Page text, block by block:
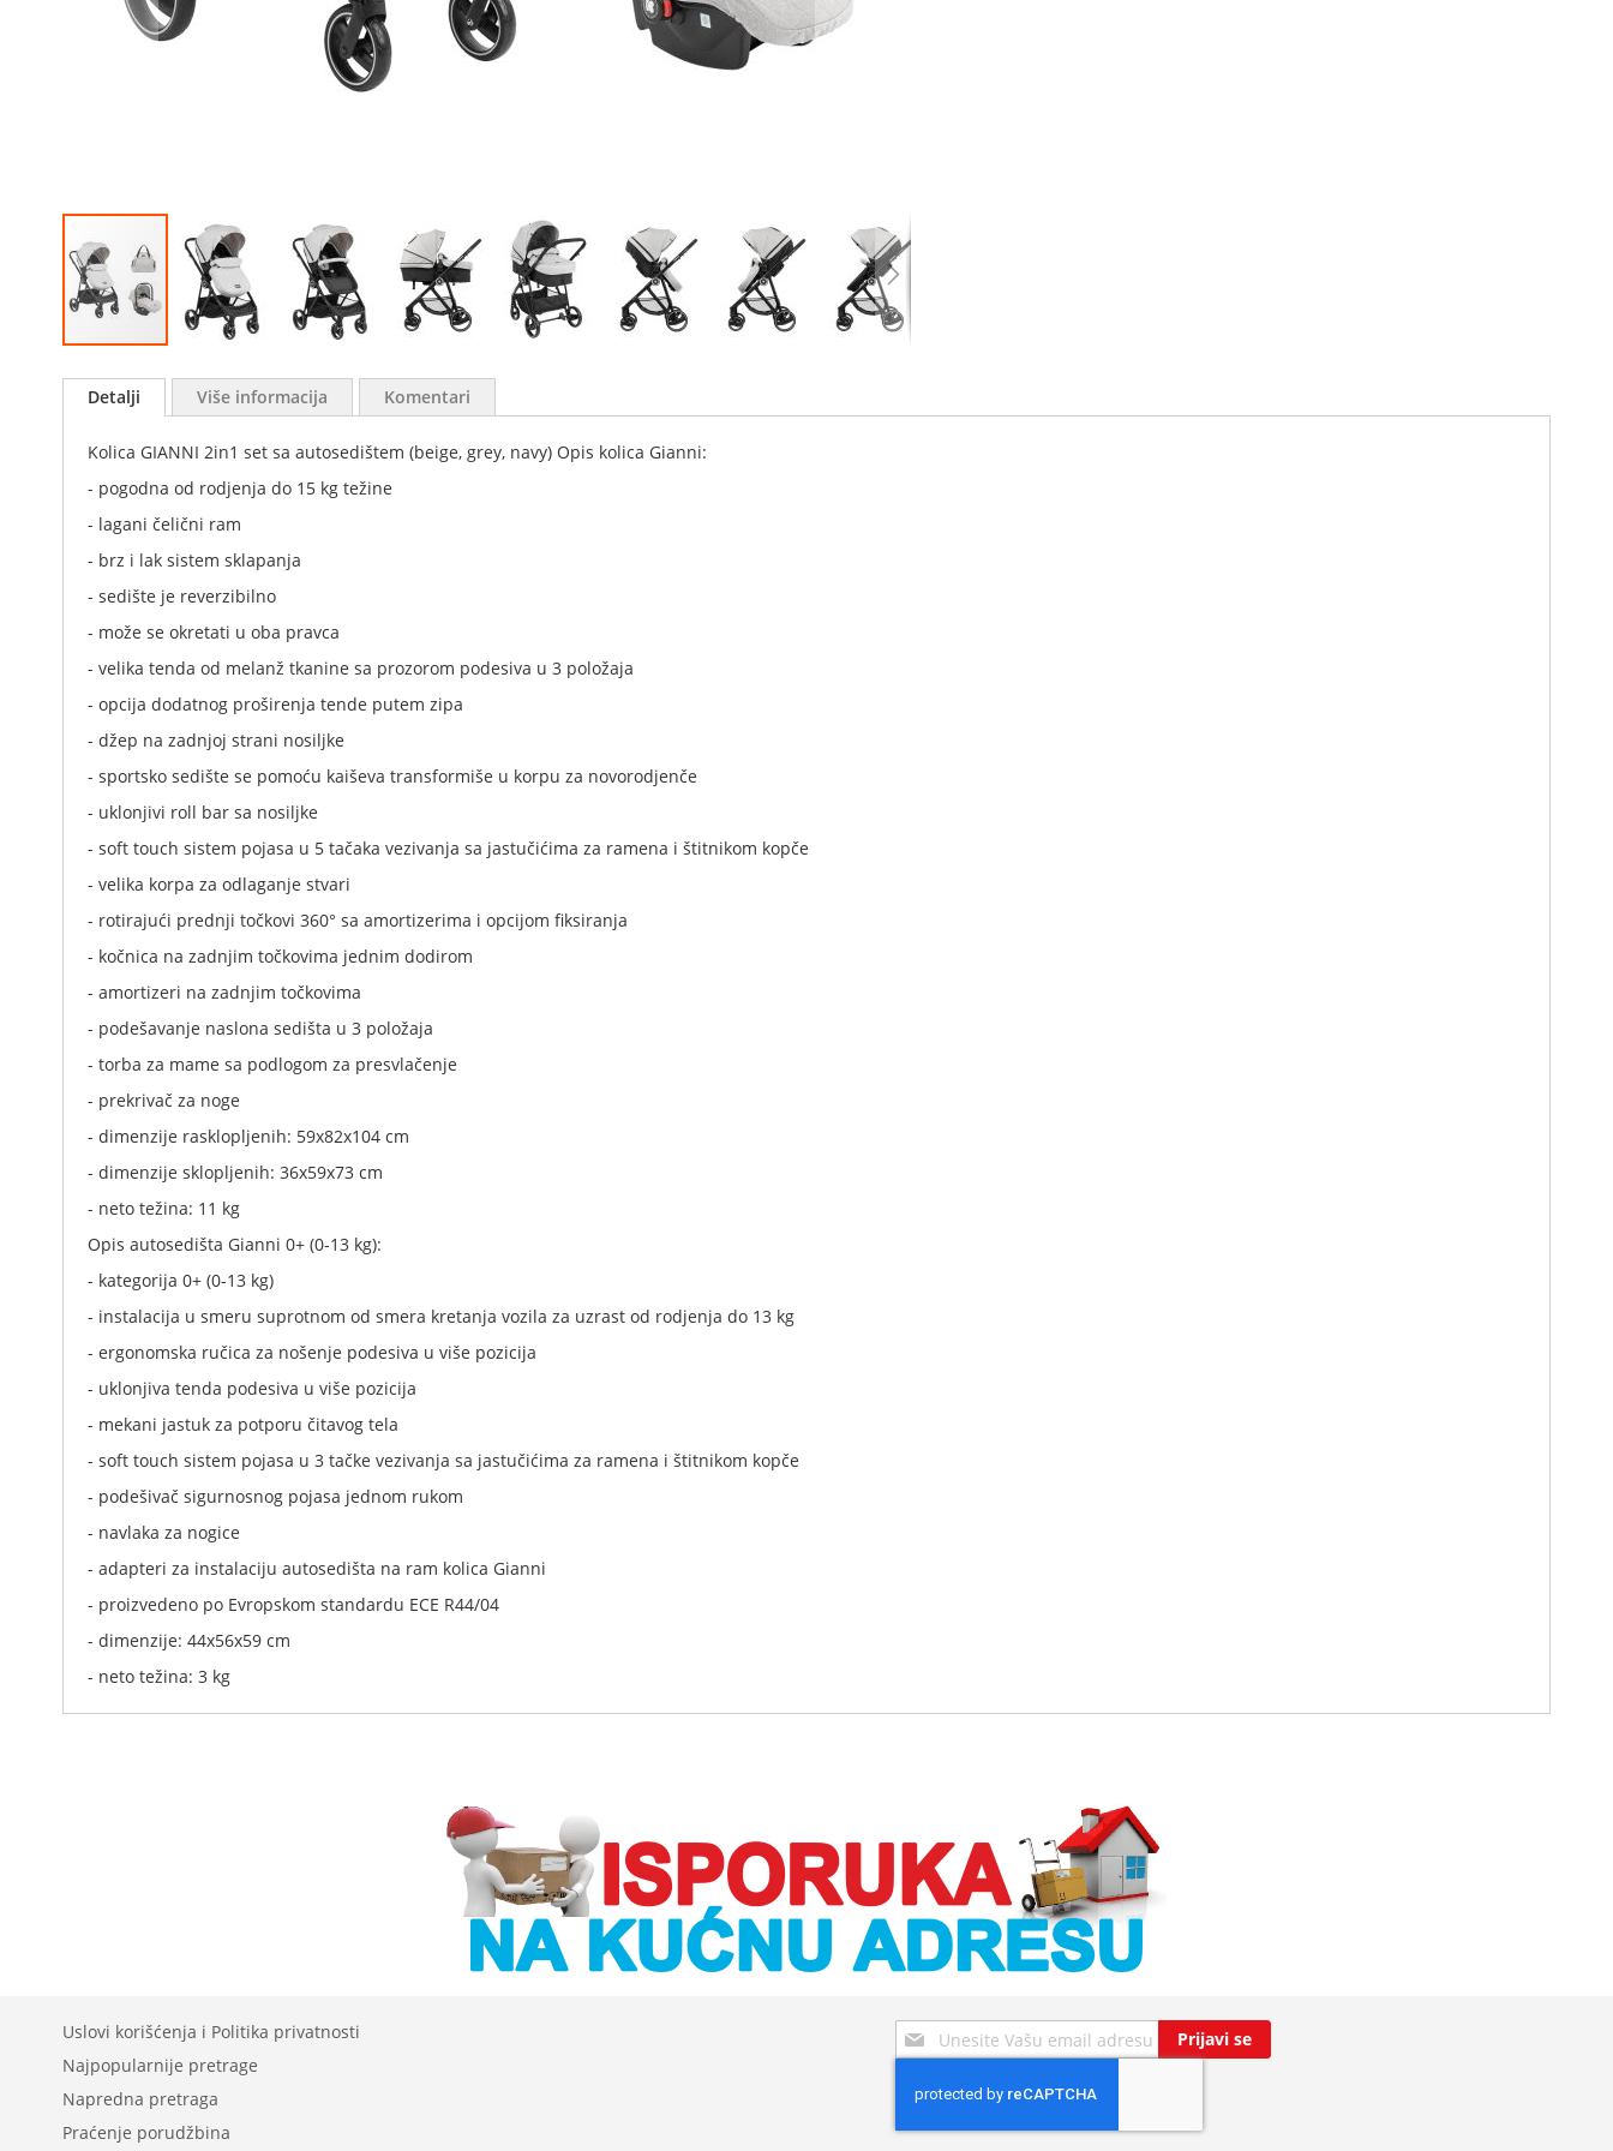
to
images
gallery
Detalji
Kolica GIANNI 2in1 set sa autosedištem (beige, grey, navy) Opis kolica Gianni:
- pogodna od rodjenja do 15 kg težine
- lagani čelični ram
- brz i lak sistem sklapanja
- sedište je reverzibilno
- može se okretati u oba pravca
- velika tenda od melanž tkanine sa prozorom podesiva u 3 položaja
- opcija dodatnog proširenja tende putem zipa
- džep na zadnjoj strani nosiljke
- sportsko sedište se pomoću kaiševa transformiše u korpu za novorodjenče
- uklonjivi roll bar sa nosiljke
- soft touch sistem pojasa u 5 tačaka vezivanja sa jastučićima za ramena i štitnikom kopče
- velika korpa za odlaganje stvari
- rotirajući prednji točkovi 360° sa amortizerima i opcijom fiksiranja
- kočnica na zadnjim točkovima jednim dodirom
- amortizeri na zadnjim točkovima
- podešavanje naslona sedišta u 3 položaja
- torba za mame sa podlogom za presvlačenje
- prekrivač za noge
- dimenzije rasklopljenih: 59x82x104 cm
- dimenzije sklopljenih: 36x59x73 cm
- neto težina: 11 kg
Opis autosedišta Gianni 0+ (0-13 kg):
- kategorija 0+ (0-13 kg)
- instalacija u smeru suprotnom od smera kretanja vozila za uzrast od rodjenja do 13 kg
- ergonomska ručica za nošenje podesiva u više pozicija
- uklonjiva tenda podesiva u više pozicija
- mekani jastuk za potporu čitavog tela
- soft touch sistem pojasa u 3 tačke vezivanja sa jastučićima za ramena i štitnikom kopče
- podešivač sigurnosnog pojasa jednom rukom
- navlaka za nogice
- adapteri za instalaciju autosedišta na ram kolica Gianni
- proizvedeno po Evropskom standardu ECE R44/04
- dimenzije: 44x56x59 cm
- neto težina: 3 kg
Više informacija Komentari
Sign
Up
Our
Newsletter:
Prijavi se
Uslovi korišćenja i Politika privatnosti
Najpopularnije pretrage
Napredna pretraga
Praćenje porudžbina